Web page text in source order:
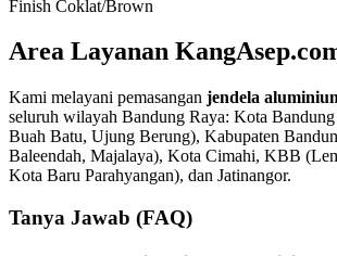
Finish Coklat/Brown
Area Layanan
Kami melayani pemasangan jendela
seluruh wilayah Bandung Raya: Kota
Buah Batu, Ujung Berung), Kabupaten
Baleendah, Majalaya), Kota Cimahi, KBB
Kota Baru Parahyangan), dan Jatinangor.
Tanya Jawab (FAQ)